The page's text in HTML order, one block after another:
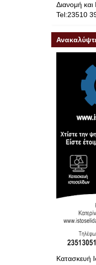
Διανομή
Tel:23510
σας
Κατασκευή